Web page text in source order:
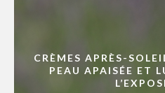
CRÈMES APRÈS-
PEAU APAISÉE ET